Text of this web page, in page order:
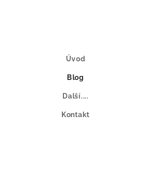
Úvod
Blog
Další....
Kontakt